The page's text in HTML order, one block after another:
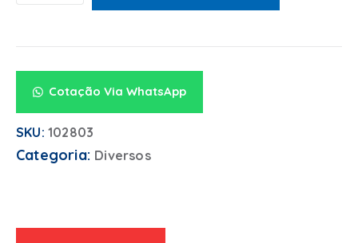
Cotação Via WhatsApp
SKU: 102803
Categoria: Diversos